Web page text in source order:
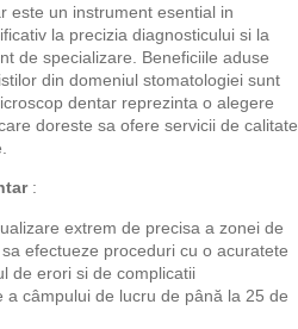
este un instrument esential in
la precizia diagnosticului si la
de specializare. Beneficiile aduse
din domeniul stomatologiei sunt
dentar reprezinta o alegere
doreste sa ofere servicii de calitate
:
extrem de precisa a zonei de
efectueze proceduri cu o acuratete
de erori si de complicatii
câmpului de lucru de până la 25 de